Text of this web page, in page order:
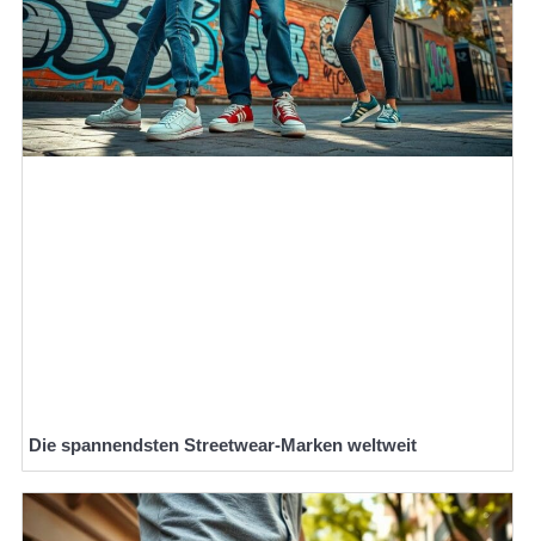
Die spannendsten Streetwear-Marken weltweit